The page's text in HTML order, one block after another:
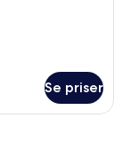
Se priser